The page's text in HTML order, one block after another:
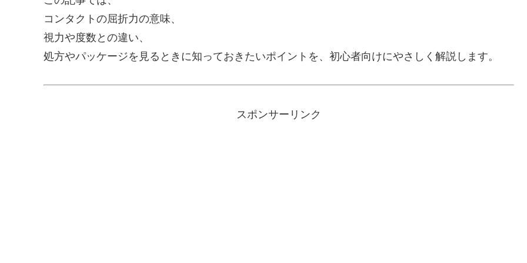
コンタクトの屈折力の意味、
視力や度数との違い、
処方やパッケージを見るときに知っておきたいポイントを、初心者向けにやさしく解説します。
スポンサーリンク